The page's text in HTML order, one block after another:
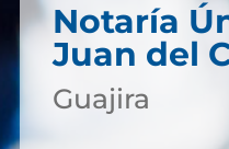
Notaría
Juan del
Guajira